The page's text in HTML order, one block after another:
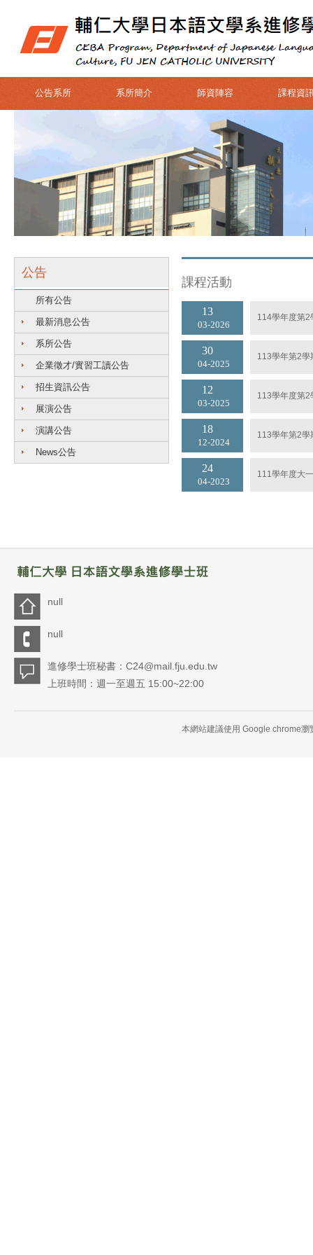
公告系所 系所簡介 師資陣容 課程資
公告
所有公告
最新消息公告
系所公告
企業徵才/實習工讀公告
招生資訊公告
展演公告
演講公告
News公告
課程活動
03 2026
13 114學年度第2
04 2025
30 113學年第2學
03 2025
12 113學年度第2
12 2024
18 113學年第2學
04 2023
24 111學年度大
null
null
進修學士班秘書：C24@mail.fju.edu.tw
上班時間：週一至週五 15:00~22:00
本網站建議使用 Google chrome